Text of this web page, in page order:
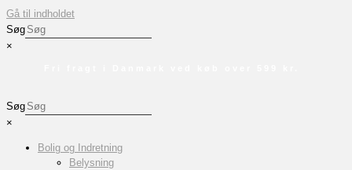
Gå til indholdet
Søg
×
Søg
×
Bolig og Indretning
Belysning